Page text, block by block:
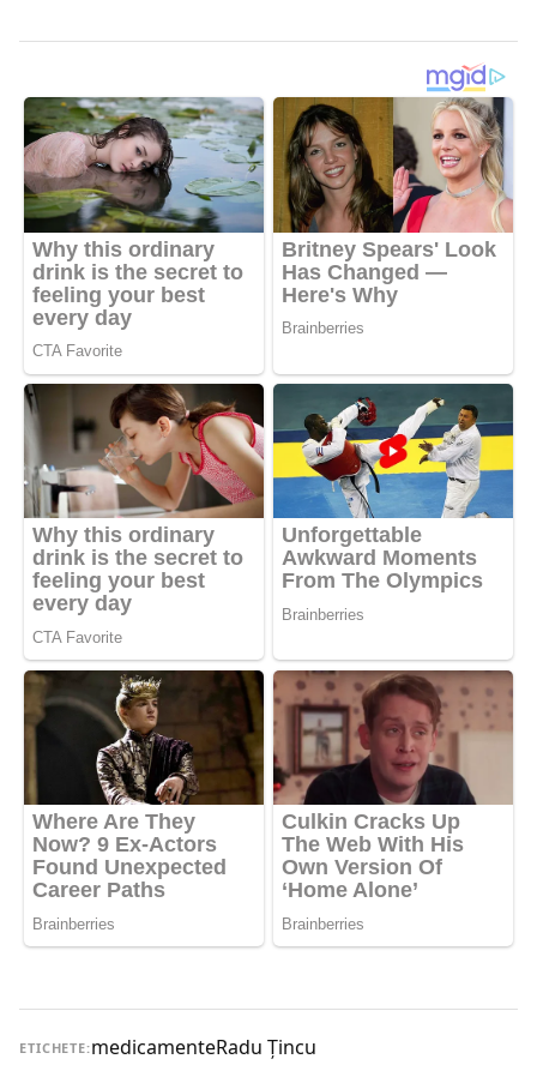
ETICHETE:medicamenteRadu Ţincu